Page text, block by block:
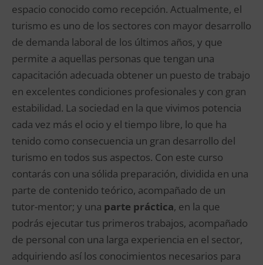
espacio conocido como recepción. Actualmente, el
turismo es uno de los sectores con mayor desarrollo
de demanda laboral de los últimos años, y que
permite a aquellas personas que tengan una
capacitación adecuada obtener un puesto de trabajo
en excelentes condiciones profesionales y con gran
estabilidad. La sociedad en la que vivimos potencia
cada vez más el ocio y el tiempo libre, lo que ha
tenido como consecuencia un gran desarrollo del
turismo en todos sus aspectos. Con este curso
contarás con una sólida preparación, dividida en una
parte de contenido teórico, acompañado de un
tutor-mentor; y una parte práctica, en la que
podrás ejecutar tus primeros trabajos, acompañado
de personal con una larga experiencia en el sector,
adquiriendo así los conocimientos necesarios para